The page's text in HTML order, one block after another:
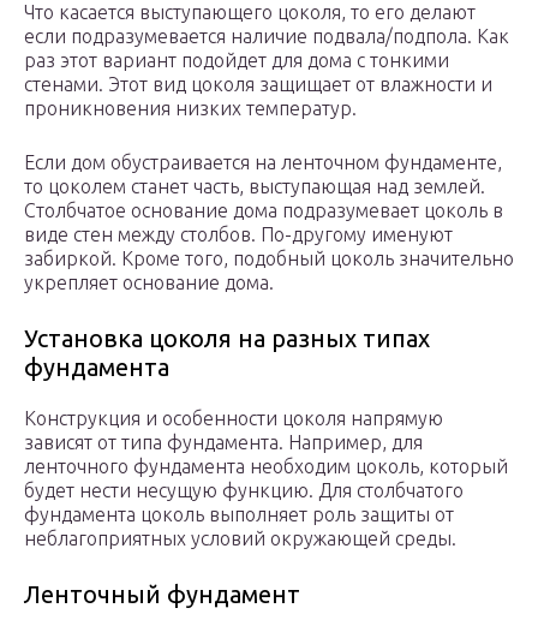
Что касается выступающего цоколя, то его делают
если подразумевается наличие подвала/подпола. Как
раз этот вариант подойдет для дома с тонкими
стенами. Этот вид цоколя защищает от влажности и
проникновения низких температур.
Если дом обустраивается на ленточном фундаменте,
то цоколем станет часть, выступающая над землей.
Столбчатое основание дома подразумевает цоколь в
виде стен между столбов. По-другому именуют
забиркой. Кроме того, подобный цоколь значительно
укрепляет основание дома.
Установка цоколя на разных типах
фундамента
Конструкция и особенности цоколя напрямую
зависят от типа фундамента. Например, для
ленточного фундамента необходим цоколь, который
будет нести несущую функцию. Для столбчатого
фундамента цоколь выполняет роль защиты от
неблагоприятных условий окружающей среды.
Ленточный фундамент